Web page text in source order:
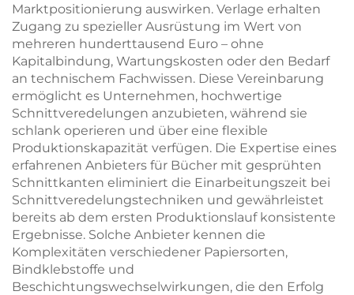
Marktpositionierung auswirken. Verlage erhalten
Zugang zu spezieller Ausrüstung im Wert von
mehreren hunderttausend Euro – ohne
Kapitalbindung, Wartungskosten oder den Bedarf
an technischem Fachwissen. Diese Vereinbarung
ermöglicht es Unternehmen, hochwertige
Schnittveredelungen anzubieten, während sie
schlank operieren und über eine flexible
Produktionskapazität verfügen. Die Expertise eines
erfahrenen Anbieters für Bücher mit gesprühten
Schnittkanten eliminiert die Einarbeitungszeit bei
Schnittveredelungstechniken und gewährleistet
bereits ab dem ersten Produktionslauf konsistente
Ergebnisse. Solche Anbieter kennen die
Komplexitäten verschiedener Papiersorten,
Bindklebstoffe und
Beschichtungswechselwirkungen, die den Erfolg